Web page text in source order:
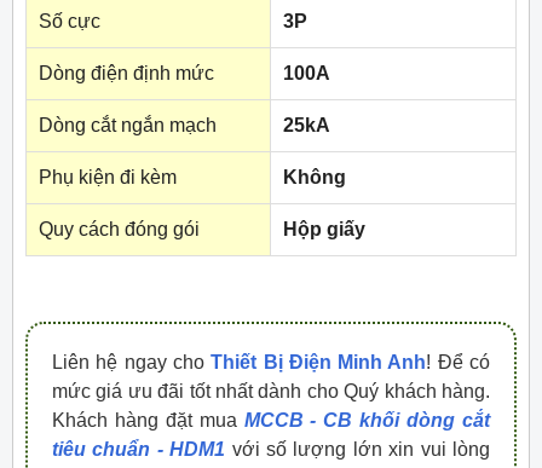
Số cực 3P
Dòng điện định mức 100A
Dòng cắt ngắn mạch 25kA
Phụ kiện đi kèm Không
Quy cách đóng gói Hộp giấy
Liên hệ ngay choThiết Bị Điện Minh Anh! Để có
mức giá ưu đãi tốt nhất dành cho Quý khách hàng.
Khách hàng đặt mua MCCB - CB khối dòng cắt
tiêu chuẩn - HDM1 với số lượng lớn xin vui lòng